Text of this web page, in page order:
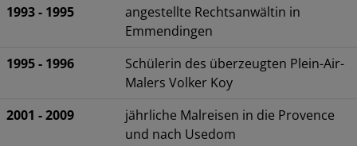
1993 - 1995
angestellte Rechtsanwältin in
Emmendingen
1995 - 1996
Schülerin des überzeugten Plein-Air-
Malers Volker Koy
2001 - 2009
jährliche Malreisen in die Provence
und nach Usedom